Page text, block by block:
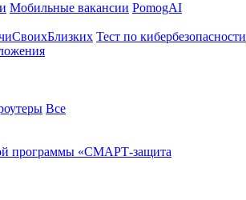
Мобильные вакансии PomogAI
Тест по кибербезопасности
Все
программы «СМАРТ-защита